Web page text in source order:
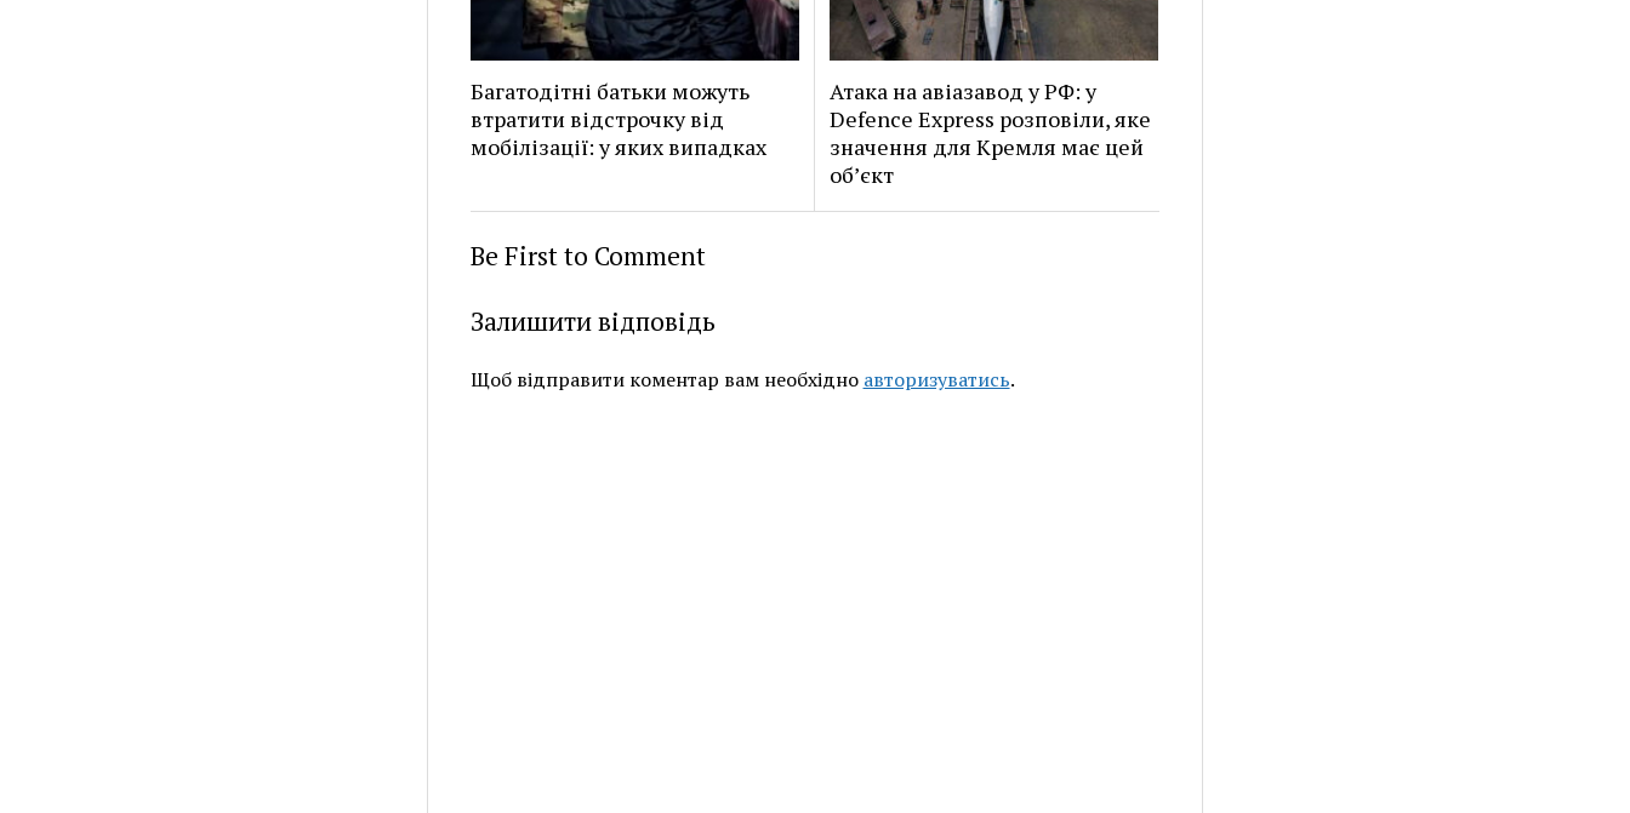
Багатодітні батьки можуть
втратити відстрочку від
мобілізації: у яких випадках
Атака на авіазавод у РФ: у
Defence Express розповіли, яке
значення для Кремля має цей
об’єкт
Be First to Comment
Залишити відповідь
Щоб відправити коментар вам необхідно авторизуватись.